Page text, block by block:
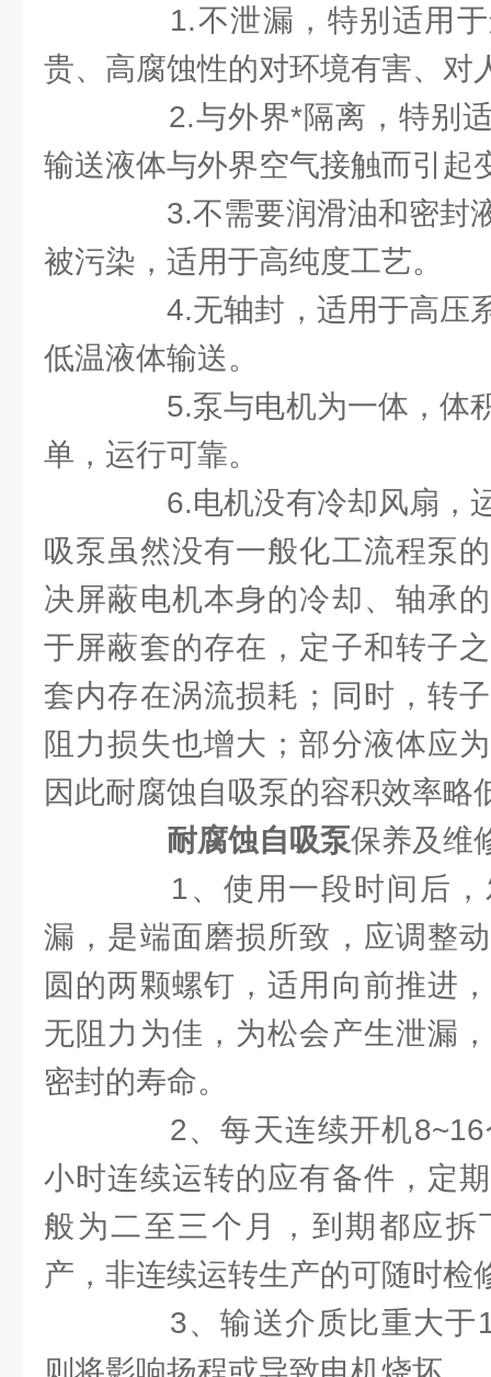
1.不泄漏，特别适用于
贵、高腐蚀性的对环境有害、对
2.与外界*隔离，特别适
输送液体与外界空气接触而引起
3.不需要润滑油和密封
被污染，适用于高纯度工艺。
4.无轴封，适用于高压
低温液体输送。
5.泵与电机为一体，体
单，运行可靠。
6.电机没有冷却风扇，
吸泵虽然没有一般化工流程泵
决屏蔽电机本身的冷却、轴承
于屏蔽套的存在，定子和转子
套内存在涡流损耗；同时，转
阻力损失也增大；部分液体应
因此耐腐蚀自吸泵的容积效率略
耐腐蚀自吸泵保养及维
1、使用一段时间后，
漏，是端面磨损所致，应调整
圆的两颗螺钉，适用向前推进
无阻力为佳，为松会产生泄漏
密封的寿命。
2、每天连续开机8~16
小时连续运转的应有备件，定
般为二至三个月，到期都应
产，非连续运转生产的可随时检
3、输送介质比重大于